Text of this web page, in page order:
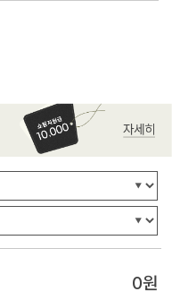
0원